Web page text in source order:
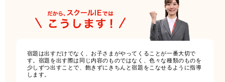
宿題は出すだけでなく、お子さまがやってくることが一番大切で
す。宿題を出す際は同じ内容のものではなく、色々な種類のものを
少しずつ出すことで、飽きずにきちんと宿題をこなせるように指導
します。